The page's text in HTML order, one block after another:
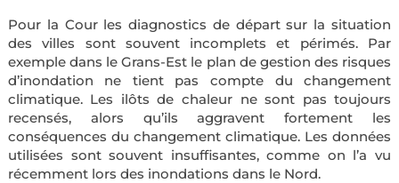
Pour la Cour les diagnostics de départ sur la situation
des villes sont souvent incomplets et périmés. Par
exemple dans le Grans-Est le plan de gestion des risques
d’inondation ne tient pas compte du changement
climatique. Les ilôts de chaleur ne sont pas toujours
recensés, alors qu’ils aggravent fortement les
conséquences du changement climatique. Les données
utilisées sont souvent insuffisantes, comme on l’a vu
récemment lors des inondations dans le Nord.